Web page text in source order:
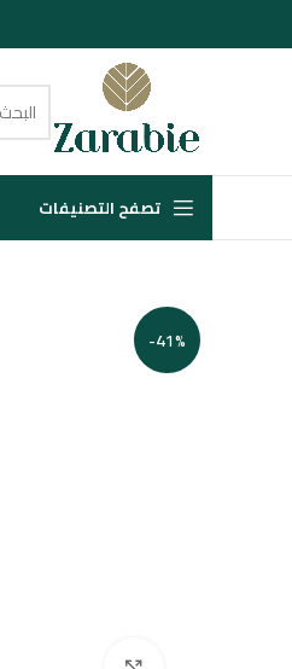
تصفح التصنيفات
-41%